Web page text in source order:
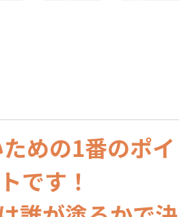
めの1番のポイ
です！